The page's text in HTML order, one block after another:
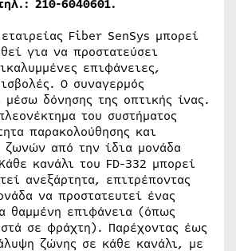
210-6040601.
Fiber SenSys μπορεί
για να προστατεύσει
επιφάνειες,
Ο συναγερμός
μέσω δόνησης της οπτικής ίνας.
του συστήματος
παρακολούθησης και
ζωνών από την ίδια μονάδα
κανάλι του FD-332 μπορεί
ανεξάρτητα, επιτρέποντας
να προστατευτεί ένας
θαμμένη επιφάνεια (όπως
σε φράχτη). Παρέχοντας έως
ζώνης σε κάθε κανάλι, με